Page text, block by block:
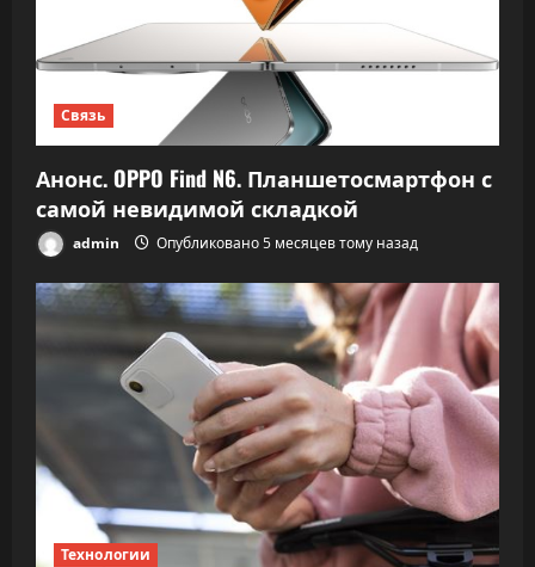
Связь
Анонс. OPPO Find N6. Планшетосмартфон с
самой невидимой складкой
admin Опубликовано 5 месяцев тому назад
Технологии